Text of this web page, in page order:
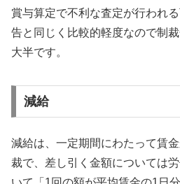
賞与算定で不利な査定が行われ
告と同じく比較的軽度なので制
大半です。
減給
減給は、一定期間にわたって賃
裁で、差し引く金額については